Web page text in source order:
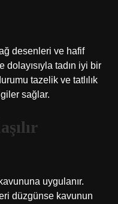
desenleri ve hafif
dolayısıyla tadın iyi bir
tazelik ve tatlılık
sağlar.
uygulanır.
düzgünse kavunun